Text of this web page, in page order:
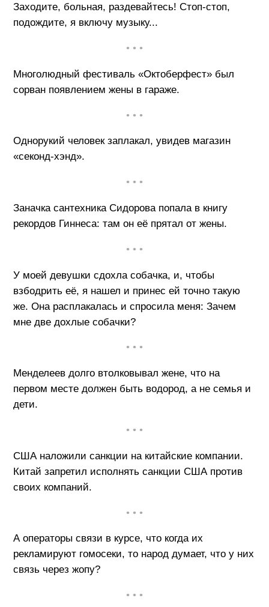
Заходите, больная, раздевайтесь! Стоп-стоп,
подождите, я включу музыку...
• • •
Многолюдный фестиваль «Октоберфест» был
сорван появлением жены в гараже.
• • •
Однорукий человек заплакал, увидев магазин
«секонд-хэнд».
• • •
Заначка сантехника Сидорова попала в книгу
рекордов Гиннеса: там он её прятал от жены.
• • •
У моей девушки сдохла собачка, и, чтобы
взбодрить её, я нашел и принес ей точно такую
же. Она расплакалась и спросила меня: Зачем
мне две дохлые собачки?
• • •
Менделеев долго втолковывал жене, что на
первом месте должен быть водород, а не семья и
дети.
• • •
США наложили санкции на китайские компании.
Китай запретил исполнять санкции США против
своих компаний.
• • •
А операторы связи в курсе, что когда их
рекламируют гомосеки, то народ думает, что у них
связь через жопу?
• • •